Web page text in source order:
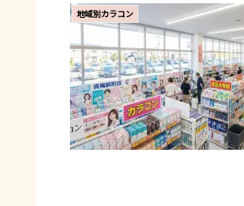
地域別カラコン